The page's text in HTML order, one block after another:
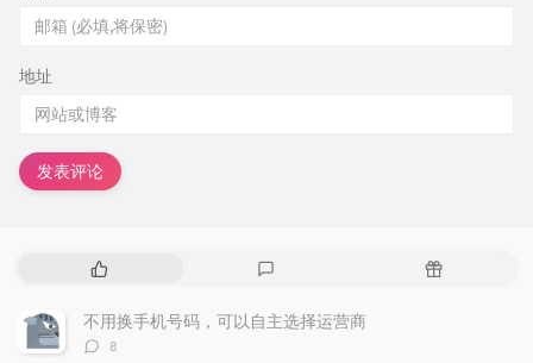
地址
发表评论
热
文
章
评
随
不用换手机号码，可以自主选择运营商
评
8